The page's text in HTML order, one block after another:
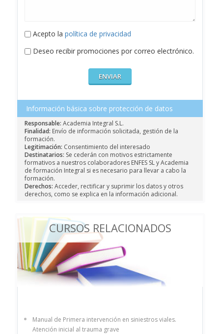
Acepto la política de privacidad
Deseo recibir promociones por correo electrónico.
Información básica sobre protección de datos
Responsable: Academia Integral S.L.
Finalidad: Envío de información solicitada, gestión de la
formación.
Legitimación: Consentimiento del interesado
Destinatarios: Se cederán con motivos estrictamente
formativos a nuestros colaboradores ENFES SL y Academia
de formación Integral si es necesario para llevar a cabo la
formación.
Derechos: Acceder, rectificar y suprimir los datos y otros
derechos, como se explica en la información adicional.
CURSOS RELACIONADOS
Manual de Primera intervención en siniestros viales.
Atención inicial al trauma grave